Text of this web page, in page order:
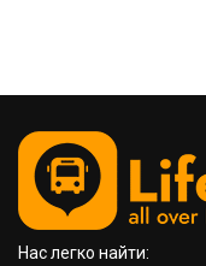
Нас легко найти: